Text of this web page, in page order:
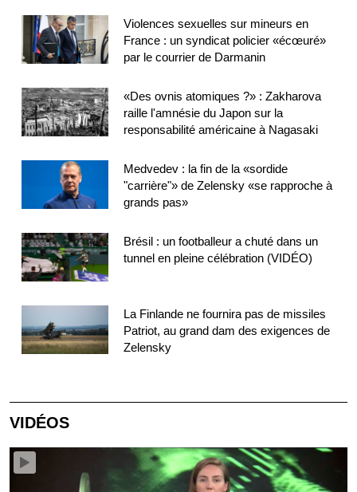
Violences sexuelles sur mineurs en
France : un syndicat policier «écœuré»
par le courrier de Darmanin
«Des ovnis atomiques ?» : Zakharova
raille l'amnésie du Japon sur la
responsabilité américaine à Nagasaki
Medvedev : la fin de la «sordide
"carrière"» de Zelensky «se rapproche à
grands pas»
Brésil : un footballeur a chuté dans un
tunnel en pleine célébration (VIDÉO)
La Finlande ne fournira pas de missiles
Patriot, au grand dam des exigences de
Zelensky
VIDÉOS